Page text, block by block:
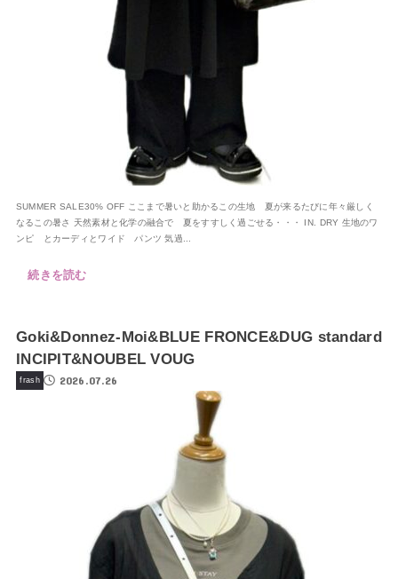
SUMMER SALE30% OFF ここまで暑いと助かるこの生地 夏が来るたびに年々厳しく
なるこの暑さ 天然素材と化学の融合で 夏をすすしく過ごせる・・・ IN. DRY 生地のワ
ンピ とカーディとワイド パンツ 気過...
続きを読む
Goki&Donnez-Moi&BLUE FRONCE&DUG standard
INCIPIT&NOUBEL VOUG
frash 2026.07.26